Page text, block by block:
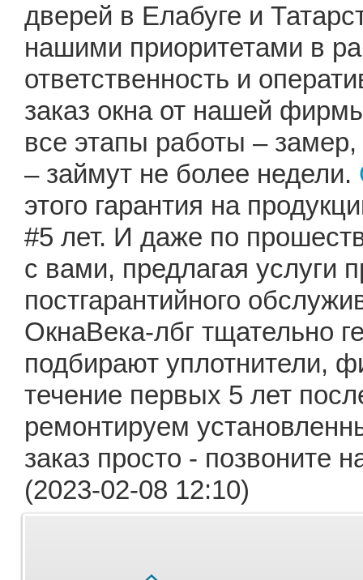
дверей в Елабуге и
нашими приоритетами в
ответственность и
заказ окна от нашей
все этапы работы –
– займут не более недели.
этого гарантия на
#5 лет. И даже по
с вами, предлагая услуги
постгарантийного
ОкнаВека-лбг тщательно
подбирают уплотнители,
течение первых 5 лет
ремонтируем
заказ просто - позвоните
(2023-02-08 12:10)